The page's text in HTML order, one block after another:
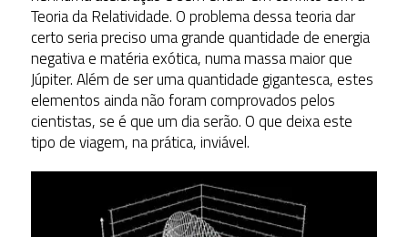
Teoria da Relatividade. O problema dessa teoria dar
certo seria preciso uma grande quantidade de energia
negativa e matéria exótica, numa massa maior que
Júpiter. Além de ser uma quantidade gigantesca, estes
elementos ainda não foram comprovados pelos
cientistas, se é que um dia serão. O que deixa este
tipo de viagem, na prática, inviável.